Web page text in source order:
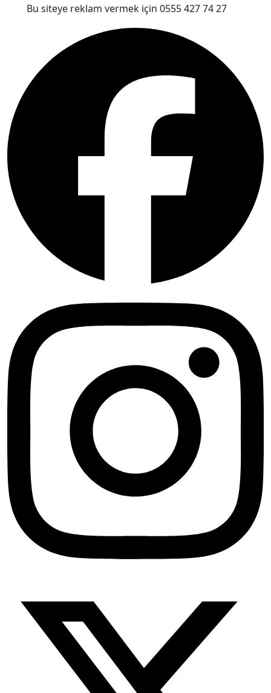
Bu siteye reklam vermek için 0555 427 74 27